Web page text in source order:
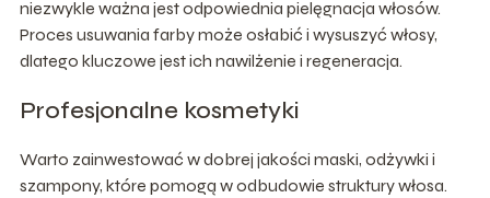
niezwykle ważna jest odpowiednia pielęgnacja włosów.
Proces usuwania farby może osłabić i wysuszyć włosy,
dlatego kluczowe jest ich nawilżenie i regeneracja.
Profesjonalne kosmetyki
Warto zainwestować w dobrej jakości maski, odżywki i
szampony, które pomogą w odbudowie struktury włosa.